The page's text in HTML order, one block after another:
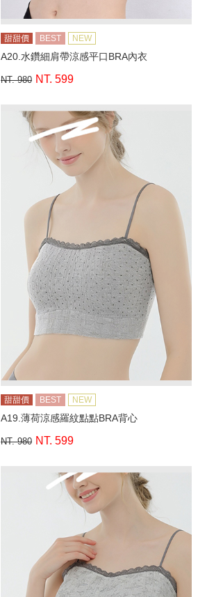
甜甜價 BEST NEW
A20.水鑽細肩帶涼感平口BRA內衣
NT. 980 NT. 599
甜甜價 BEST NEW
A19.薄荷涼感羅紋點點BRA背心
NT. 980 NT. 599